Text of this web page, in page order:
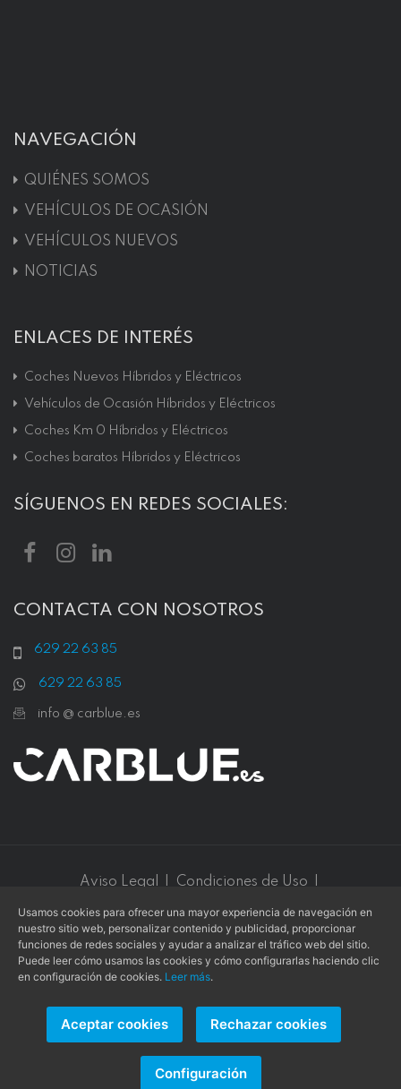
NAVEGACIÓN
QUIÉNES SOMOS
VEHÍCULOS DE OCASIÓN
VEHÍCULOS NUEVOS
NOTICIAS
ENLACES DE INTERÉS
Coches Nuevos Híbridos y Eléctricos
Vehículos de Ocasión Híbridos y Eléctricos
Coches Km 0 Híbridos y Eléctricos
Coches baratos Híbridos y Eléctricos
SÍGUENOS EN REDES SOCIALES:
CONTACTA CON NOSOTROS
629 22 63 85
629 22 63 85
info @ carblue.es
Aviso Legal | Condiciones de Uso
|
Este sitio web está protegido por reCAPTCHA v3y se aplican
la Política de privacidady losTérminos de servicio deGoogle
Copyright © 2026 - L. COLLADO
- Todos los derechos
Usamos cookies para ofrecer una mayor experiencia de navegación en
nuestro sitio web, personalizar contenido y publicidad, proporcionar
funciones de redes sociales y ayudar a analizar el tráfico web del sitio.
Puede leer cómo usamos las cookies y cómo configurarlas haciendo clic
en configuración de cookies. Leer más.
Aceptar cookies Rechazar cookies
Configuración